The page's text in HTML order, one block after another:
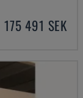
175 491 SEK